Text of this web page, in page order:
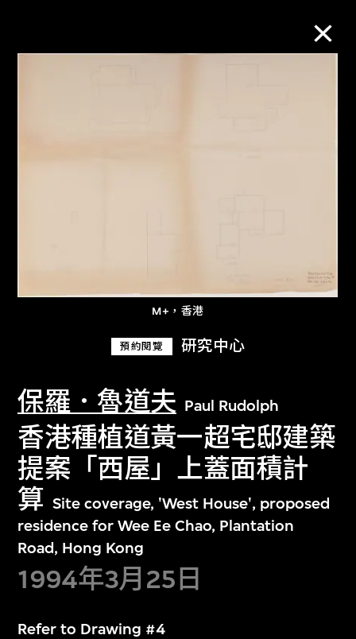
M+，香港
預約閱覽 研究中心
保羅．魯道夫 Paul Rudolph
香港種植道黃一超宅邸建築
提案「西屋」上蓋面積計
算 Site coverage, 'West House', proposed
residence for Wee Ee Chao, Plantation
Road, Hong Kong
1994年3月25日
Refer to Drawing #4
探索世界頂級的二十及二十一世紀視覺